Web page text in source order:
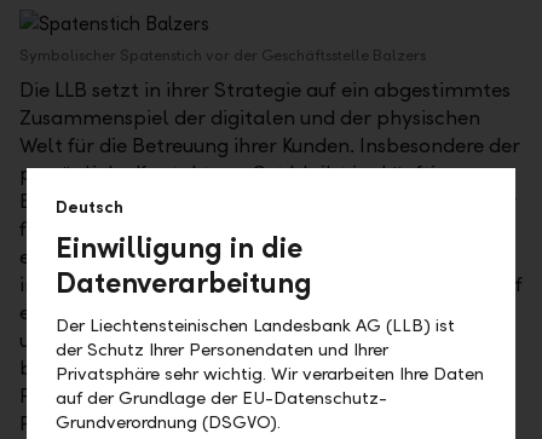
Symbolischer Spatenstich vor der Geschäftsstelle Balzers
Die LLB setzt in ihrer Strategie auf ein abgestimmtes
Zusammenspiel der digitalen und der physischen
Welt für die Betreuung ihrer Kunden. Insbesondere der
persönliche Kontakt vor Ort bleibt im künftigen
Banking über alle Generationen hinweg zentral. "Wir
freuen uns sehr, unsere Geschäftsstelle in Balzers mit
einem wegweisenden Konzept attraktiv und
innovativ auszurichten. Unter anderem setzen wir auf
eine verstärkte Interaktion mit unseren Kundinnen
und Kunden, um ein einzigartiges Bankerlebnis zu
bieten", erklärte Urs Müller, Leiter Privat- und
Firmenkunden der LLB-Gruppe, anlässlich des
Projektstarts am LLB-Standort in Balzers.
Deutsch
Einwilligung in die
Datenverarbeitung
Der Liechtensteinischen Landesbank AG (LLB) ist
der Schutz Ihrer Personendaten und Ihrer
Privatsphäre sehr wichtig. Wir verarbeiten Ihre Daten
auf der Grundlage der EU-Datenschutz-
Grundverordnung (DSGVO).